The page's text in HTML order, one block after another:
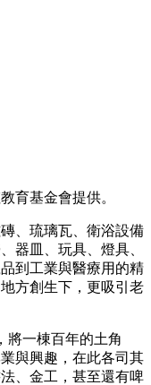
育基金會提供。
、琉璃瓦、衛浴設備
器皿、玩具、燈具、
到工業與醫療用的精
方創生下，更吸引老
將一棟百年的土角
與興趣，在此各司其
、金工，甚至還有啤